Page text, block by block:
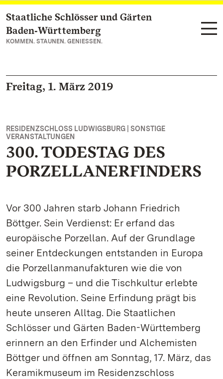
Zum Hauptinhalt springen
Staatliche Schlösser und Gärten
Baden‑Württemberg
KOMMEN. STAUNEN. GENIESSEN.
Freitag, 1. März 2019
RESIDENZSCHLOSS LUDWIGSBURG | SONSTIGE
VERANSTALTUNGEN
300. TODESTAG DES
PORZELLANERFINDERS
Vor 300 Jahren starb Johann Friedrich
Böttger. Sein Verdienst: Er erfand das
europäische Porzellan. Auf der Grundlage
seiner Entdeckungen entstanden in Europa
die Porzellanmanufakturen wie die von
Ludwigsburg – und die Tischkultur erlebte
eine Revolution. Seine Erfindung prägt bis
heute unseren Alltag. Die Staatlichen
Schlösser und Gärten Baden-Württemberg
erinnern an den Erfinder und Alchemisten
Böttger und öffnen am Sonntag, 17. März, das
Keramikmuseum im Residenzschloss